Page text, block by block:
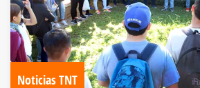
Noticias TNT